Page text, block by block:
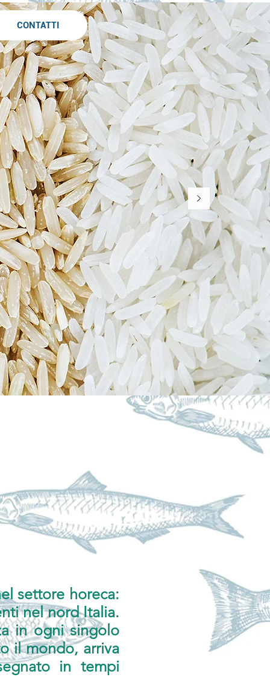
CONTATTI
settore horeca:
nel nord Italia.
in ogni singolo
il mondo, arriva
in tempi